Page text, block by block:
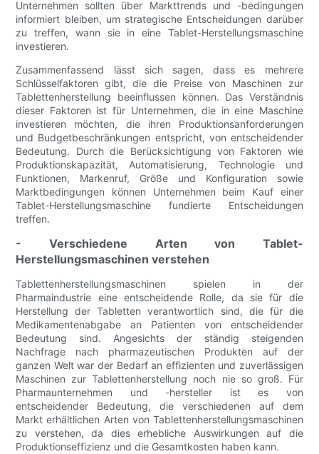
Unternehmen sollten über Markttrends und -bedingungen
informiert bleiben, um strategische Entscheidungen darüber
zu treffen, wann sie in eine Tablet-Herstellungsmaschine
investieren.
Zusammenfassend lässt sich sagen, dass es mehrere
Schlüsselfaktoren gibt, die die Preise von Maschinen zur
Tablettenherstellung beeinflussen können. Das Verständnis
dieser Faktoren ist für Unternehmen, die in eine Maschine
investieren möchten, die ihren Produktionsanforderungen
und Budgetbeschränkungen entspricht, von entscheidender
Bedeutung. Durch die Berücksichtigung von Faktoren wie
Produktionskapazität, Automatisierung, Technologie und
Funktionen, Markenruf, Größe und Konfiguration sowie
Marktbedingungen können Unternehmen beim Kauf einer
Tablet-Herstellungsmaschine fundierte Entscheidungen
treffen.
- Verschiedene Arten von Tablet-
Herstellungsmaschinen verstehen
Tablettenherstellungsmaschinen spielen in der
Pharmaindustrie eine entscheidende Rolle, da sie für die
Herstellung der Tabletten verantwortlich sind, die für die
Medikamentenabgabe an Patienten von entscheidender
Bedeutung sind. Angesichts der ständig steigenden
Nachfrage nach pharmazeutischen Produkten auf der
ganzen Welt war der Bedarf an effizienten und zuverlässigen
Maschinen zur Tablettenherstellung noch nie so groß. Für
Pharmaunternehmen und -hersteller ist es von
entscheidender Bedeutung, die verschiedenen auf dem
Markt erhältlichen Arten von Tablettenherstellungsmaschinen
zu verstehen, da dies erhebliche Auswirkungen auf die
Produktionseffizienz und die Gesamtkosten haben kann.